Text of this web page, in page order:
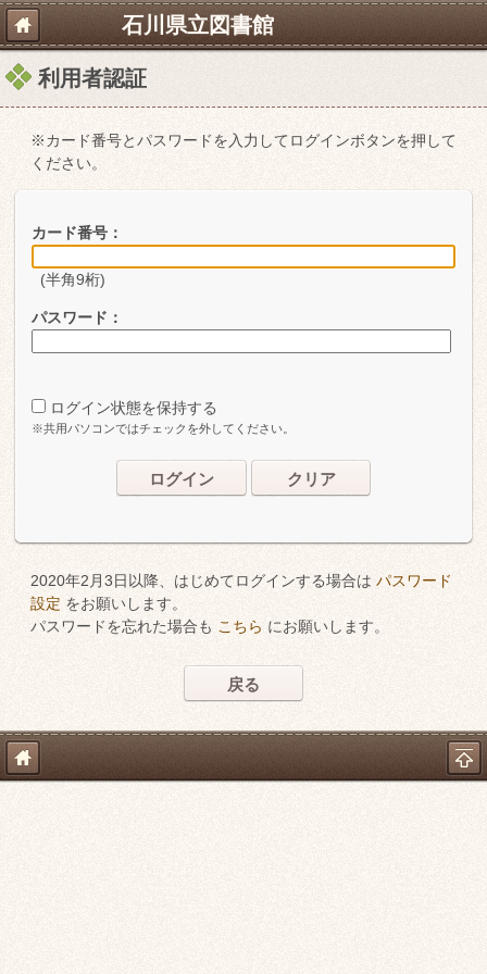
石川県立図書館
利用者認証
※カード番号とパスワードを入力してログインボタンを押して
ください。
カード番号：
(半角9桁)
パスワード：
ログイン状態を保持する
※共用パソコンではチェックを外してください。
ログイン クリア
2020年2月3日以降、はじめてログインする場合は パスワード
設定 をお願いします。
パスワードを忘れた場合も こちら にお願いします。
戻る